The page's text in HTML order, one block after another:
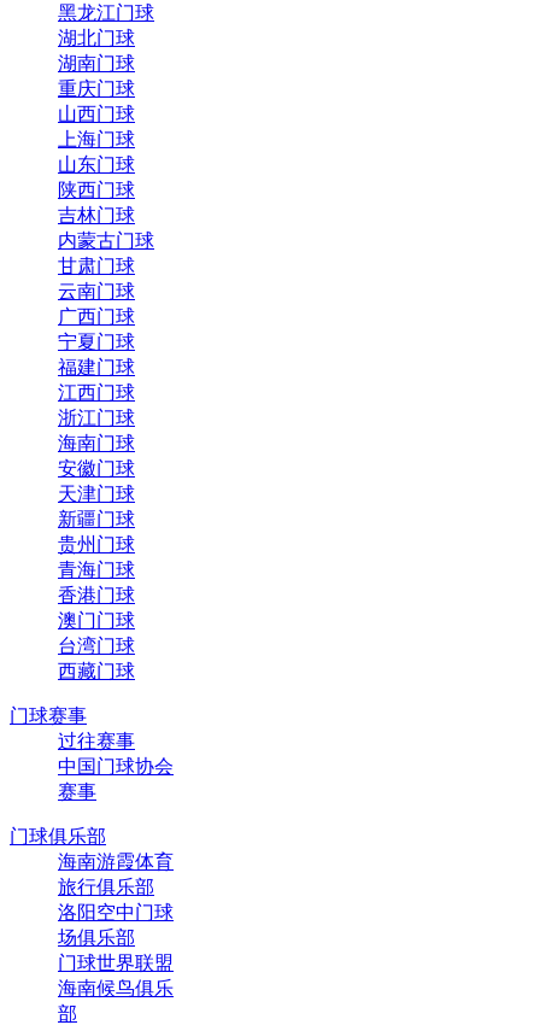
黑龙江门球
湖北门球
湖南门球
重庆门球
山西门球
上海门球
山东门球
陕西门球
吉林门球
内蒙古门球
甘肃门球
云南门球
广西门球
宁夏门球
福建门球
江西门球
浙江门球
海南门球
安徽门球
天津门球
新疆门球
贵州门球
青海门球
香港门球
澳门门球
台湾门球
西藏门球
门球赛事
过往赛事
中国门球协会
赛事
门球俱乐部
海南游霞体育
旅行俱乐部
洛阳空中门球
场俱乐部
门球世界联盟
海南候鸟俱乐
部